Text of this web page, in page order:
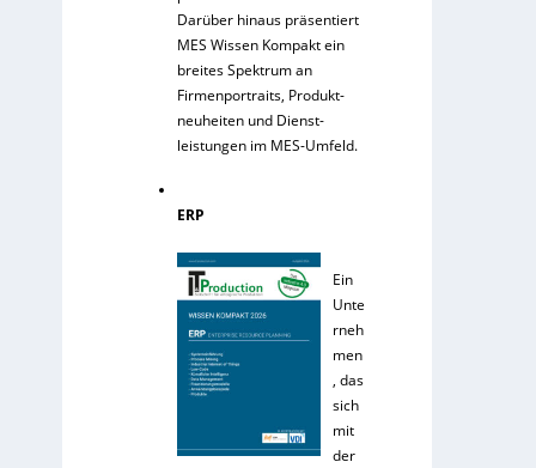
Darüber hinaus präsentiert
MES Wissen Kompakt ein
breites Spektrum an
Firmenportraits, Produkt-
neuheiten und Dienst-
leistungen im MES-Umfeld.
ERP
Ein
Unte
rneh
men
, das
sich
mit
der